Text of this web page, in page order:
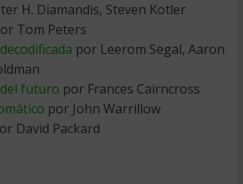
H. Diamandis, Steven Kotler
Tom Peters
por Leerom Segal, Aaron
futuro por Frances Cairncross
por John Warrillow
David Packard